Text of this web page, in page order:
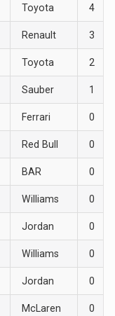
Toyota 4
Renault 3
Toyota 2
Sauber 1
Ferrari 0
Red Bull 0
BAR 0
Williams 0
Jordan 0
Williams 0
Jordan 0
McLaren 0